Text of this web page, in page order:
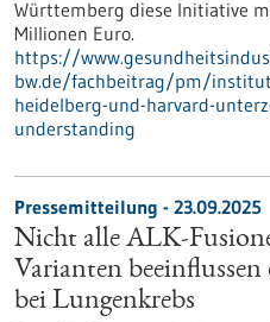
Württemberg diese Initiative
Millionen Euro.
https://
bw.de/fachbeitrag/pm/
heidelberg-und-harvard-
understanding
Pressemitteilung - 23.09.2025
Nicht alle ALK-
Varianten
bei Lungenkrebs